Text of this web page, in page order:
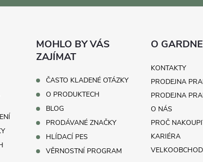
MOHLO BY VÁS
ZAJÍMAT
ČASTO KLADENÉ OTÁZKY
O PRODUKTECH
BLOG
PRODÁVANÉ ZNAČKY
HLÍDACÍ PES
VĚRNOSTNÍ PROGRAM
O
KONTAKTY
PRODEJNA
PRODEJNA
O NÁS
PROČ
KARIÉRA
VELKOOBCHOD